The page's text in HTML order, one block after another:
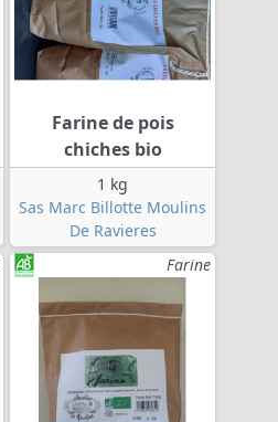
Farine de pois
chiches bio
1 kg
Sas Marc Billotte Moulins
De Ravieres
Farine